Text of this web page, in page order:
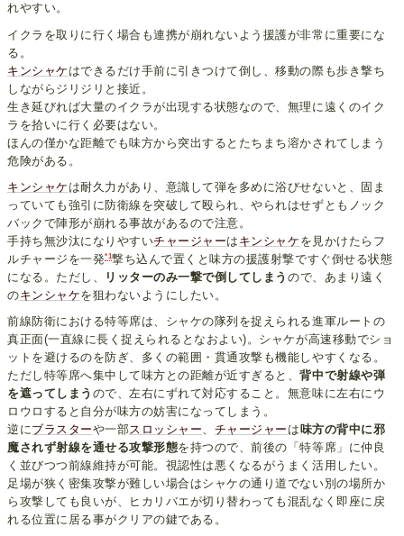
れやすい。
イクラを取りに行く場合も連携が崩れないよう援護が非常に重要にな
る。
キンシャケ はできるだけ手前に引きつけて倒し、移動の際も歩き撃ち
しながらジリジリと接近。
生き延びれば大量のイクラが出現する状態なので、無理に遠くのイク
ラを拾いに行く必要はない。
ほんの僅かな距離でも味方から突出するとたちまち溶かされてしまう
危険がある。
キンシャケ は耐久力があり、意識して弾を多めに浴びせないと、固ま
っていても強引に防衛線を突破して殴られ、やられはせずともノック
バックで陣形が崩れる事故があるので注意。
手持ち無沙汰になりやすいチャージャーは キンシャケ を見かけたらフ
ルチャージを一発*1撃ち込んで置くと味方の援護射撃ですぐ倒せる状態
になる。ただし、
リッターのみ一撃で倒してしまう ので、あまり遠く
のキンシャケを狙わないようにしたい。
前線防衛における特等席は、シャケの隊列を捉えられる進軍ルートの
真正面(一直線に長く捉えられるとなおよい)。シャケが高速移動でショ
ットを避けるのを防ぎ、多くの範囲・貫通攻撃も機能しやすくなる。
ただし特等席へ集中して味方との距離が近すぎると、背中で射線や弾
を遮ってしまう ので、左右にずれて対応すること。無意味に左右にウ
ロウロすると自分が味方の妨害になってしまう。
逆にブラスターや一部スロッシャー、 チャージャー は味方の背中に邪
魔されず射線を通せる攻撃形態を持つので、前後の「特等席」に仲良
く並びつつ前線維持が可能。視認性は悪くなるがうまく活用したい。
足場が狭く密集攻撃が難しい場合はシャケの通り道でない別の場所か
ら攻撃しても良いが、ヒカリバエが切り替わっても混乱なく即座に戻
れる位置に居る事がクリアの鍵である。